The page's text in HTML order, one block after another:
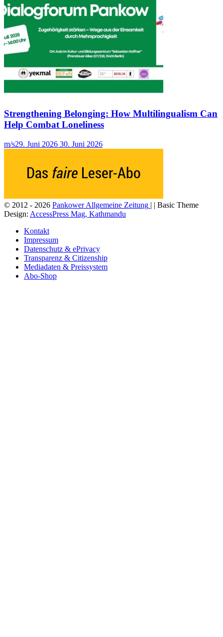
Strengthening Belonging: How Multilingualism Can
Help Combat Loneliness
m/s29. Juni 2026 30. Juni 2026
© 2012 - 2026 Pankower Allgemeine Zeitung | | Basic Theme
Design: AccessPress Mag, Kathmandu
Kontakt
Impressum
Datenschutz & ePrivacy
Transparenz & Citizenship
Mediadaten & Preissystem
Abo-Shop